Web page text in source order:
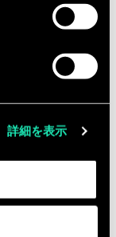
詳細を表示
en RH,
de
ou
et
comment